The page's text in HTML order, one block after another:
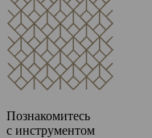
Познакомитесь
с инструментом